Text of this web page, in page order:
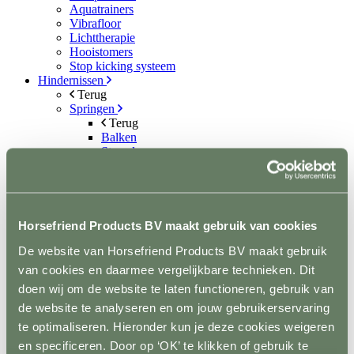
Horsefriend Products BV maakt gebruik van cookies
De website van Horsefriend Products BV maakt gebruik
van cookies en daarmee vergelijkbare technieken. Dit
doen wij om de website te laten functioneren, gebruik van
de website te analyseren en om jouw gebruikerservaring
te optimaliseren. Hieronder kun je deze cookies weigeren
en specificeren. Door op ‘OK’ te klikken of gebruik te
Aquatrainers
Vibrafloor
Lichttherapie
Hooistomers
Stop kicking systeem
Hindernissen
Terug
Springen
Terug
Balken
Staanders
Cavalettis
Sloten
Hindernis toebehoren
Dressuur
Terug
Letters
Mennen
Terug
Staanders